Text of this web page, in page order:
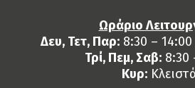
Ωράριο
Δευ, Τετ, Παρ: 8:30 –
Τρί, Πεμ, Σαβ: 8:30
Κυρ: